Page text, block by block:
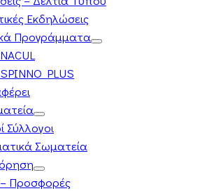
Εκδηλώσεις
Προγράμματα
PLUS
Σύλλογοι
Σωματεία
– Προσφορές